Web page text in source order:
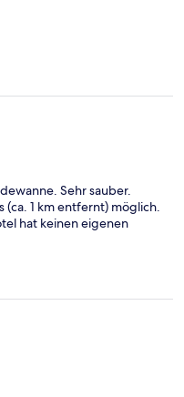
Sehr sauber.
(ca. 1 km entfernt) möglich.
hat keinen eigenen